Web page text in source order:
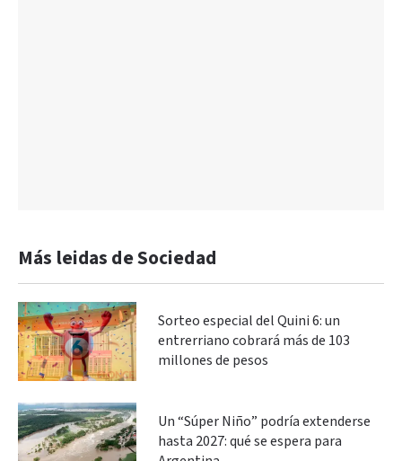
Más leidas de Sociedad
Sorteo especial del Quini 6: un
entrerriano cobrará más de 103
millones de pesos
Un “Súper Niño” podría extenderse
hasta 2027: qué se espera para